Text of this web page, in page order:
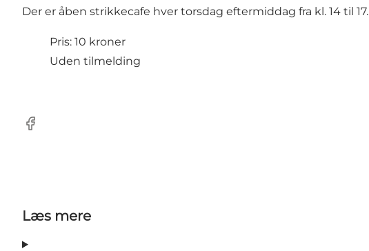
Der er åben strikkecafe hver torsdag eftermiddag fra kl. 14 til 17.
Pris: 10 kroner
Uden tilmelding
Facebook
Læs mere